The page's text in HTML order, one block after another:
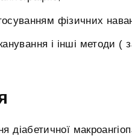
фізичних
і інші методи (
діабетичної